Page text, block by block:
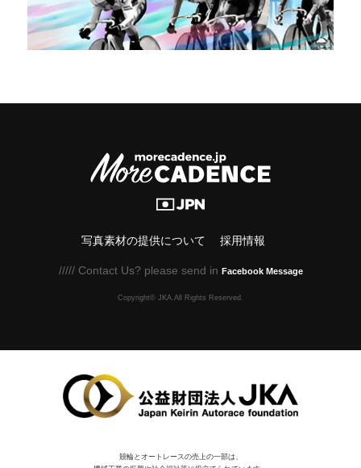
写真素材の提供について 採用情報
///// Contact Us? please send in Facebook Message
Copyright© JKA.All Rights Reserved.
競輪とオートレースの売上の一部は、